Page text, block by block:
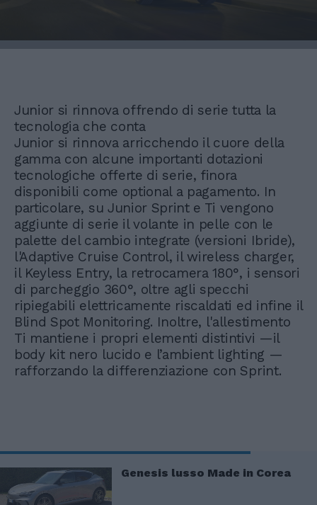
Junior si rinnova offrendo di serie tutta la
tecnologia che conta
Junior si rinnova arricchendo il cuore della
gamma con alcune importanti dotazioni
tecnologiche offerte di serie, finora
disponibili come optional a pagamento. In
particolare, su Junior Sprint e Ti vengono
aggiunte di serie il volante in pelle con le
palette del cambio integrate (versioni Ibride),
l'Adaptive Cruise Control, il wireless charger,
il Keyless Entry, la retrocamera 180°, i sensori
di parcheggio 360°, oltre agli specchi
ripiegabili elettricamente riscaldati ed infine il
Blind Spot Monitoring. Inoltre, l'allestimento
Ti mantiene i propri elementi distintivi —il
body kit nero lucido e l’ambient lighting —
rafforzando la differenziazione con Sprint.
Genesis lusso Made in Corea